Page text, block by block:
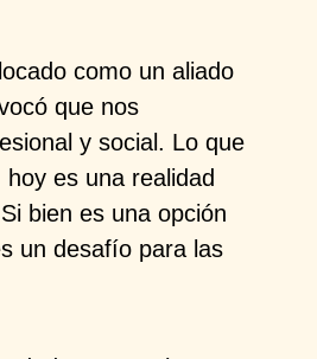
como un aliado
que nos
y social. Lo que
es una realidad
bien es una opción
un desafío para las